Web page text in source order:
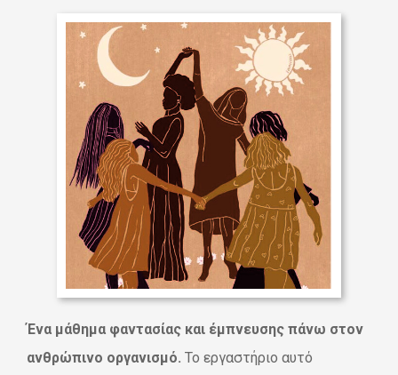
Ένα μάθημα φαντασίας και έμπνευσης πάνω στον
ανθρώπινο οργανισμό. Το εργαστήριο αυτό